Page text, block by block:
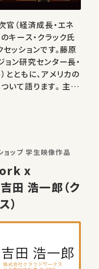
（経済成長・エネ
キース・クラック氏
ッションです。藤原
ン研究センター長・
ともに、アメリカの
て語ります。 主
もしれません。 お
演…
ョップ 学生映像作品
x
田 浩一郎（ク
）